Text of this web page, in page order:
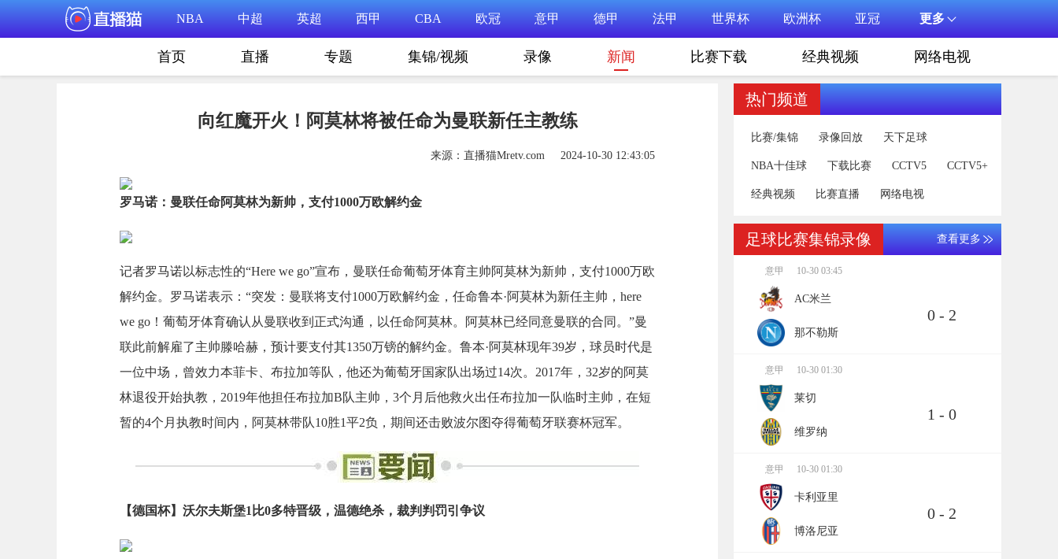
NBA 中超 英超 西甲 CBA 欧冠 意甲 德甲 法甲 世界杯 欧洲杯 亚冠 更多
首页 直播 专题 集锦/视频 录像 新闻 比赛下载 经典视频 网络电视
向红魔开火！阿莫林将被任命为曼联新任主教练
来源：直播猫Mretv.com 2024-10-30 12:43:05
罗马诺：曼联任命阿莫林为新帅，支付1000万欧解约金
记者罗马诺以标志性的“Here we go”宣布，曼联任命葡萄牙体育主帅阿莫林为新帅，支付1000万欧
解约金。罗马诺表示：“突发：曼联将支付1000万欧解约金，任命鲁本·阿莫林为新任主帅，here
we go！葡萄牙体育确认从曼联收到正式沟通，以任命阿莫林。阿莫林已经同意曼联的合同。”曼
联此前解雇了主帅滕哈赫，预计要支付其1350万镑的解约金。鲁本·阿莫林现年39岁，球员时代是
一位中场，曾效力本菲卡、布拉加等队，他还为葡萄牙国家队出场过14次。2017年，32岁的阿莫
林退役开始执教，2019年他担任布拉加B队主帅，3个月后他救火出任布拉加一队临时主帅，在短
暂的4个月执教时间内，阿莫林带队10胜1平2负，期间还击败波尔图夺得葡萄牙联赛杯冠军。
【德国杯】沃尔夫斯堡1比0多特晋级，温德绝杀，裁判判罚引争议
热门频道
比赛/集锦 录像回放 天下足球
NBA十佳球 下载比赛 CCTV5 CCTV5+
经典视频 比赛直播 网络电视
足球比赛集锦录像 查看更多
意甲 10-30 03:45
AC米兰
那不勒斯
0 - 2
意甲 10-30 01:30
莱切
维罗纳
1 - 0
意甲 10-30 01:30
卡利亚里
博洛尼亚
0 - 2